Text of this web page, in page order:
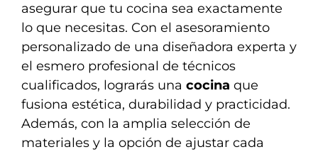
asegurar que tu cocina sea exactamente
lo que necesitas. Con el asesoramiento
personalizado de una diseñadora experta y
el esmero profesional de técnicos
cualificados, lograrás una cocina que
fusiona estética, durabilidad y practicidad.
Además, con la amplia selección de
materiales y la opción de ajustar cada